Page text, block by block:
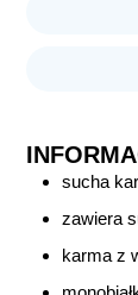
sucha
zawiera
karma z